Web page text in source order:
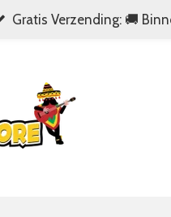
Gratis Verzending: 🚚